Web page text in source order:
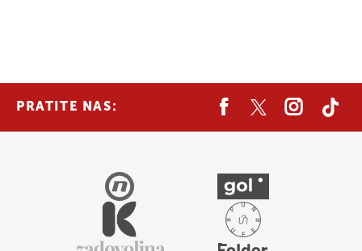
PRATITE NAS: